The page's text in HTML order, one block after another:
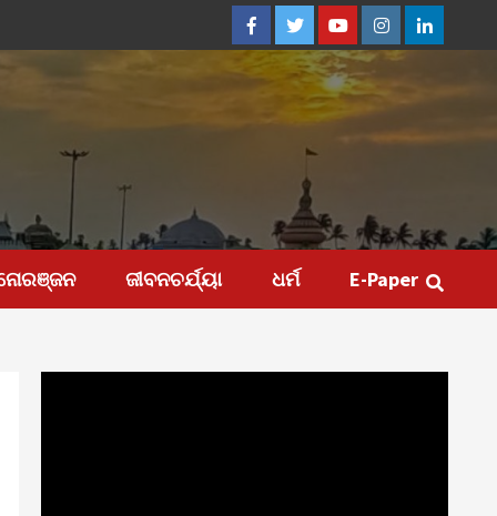
FacebookTwitterYoutubeInstagramLinkedin
ଜୀବନଚର୍ଯ୍ୟା ଧର୍ମ E-Paper